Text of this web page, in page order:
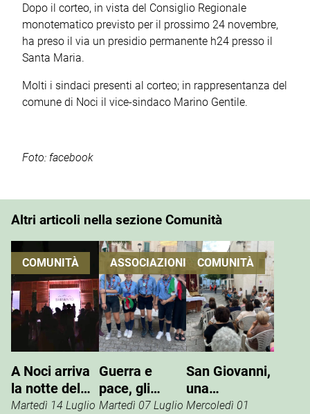
Dopo il corteo, in vista del Consiglio Regionale
monotematico previsto per il prossimo 24 novembre,
ha preso il via un presidio permanente h24 presso il
Santa Maria.
Molti i sindaci presenti al corteo; in rappresentanza del
comune di Noci il vice-sindaco Marino Gentile.
Foto: facebook
Altri articoli nella sezione Comunità
COMUNITÀ
A Noci arriva
la notte del
vino che si
Martedì 14 Luglio
ASSOCIAZIONI
Guerra e
pace, gli
Scout
Martedì 07 Luglio
COMUNITÀ
San Giovanni,
una
tradizione che
Mercoledì 01